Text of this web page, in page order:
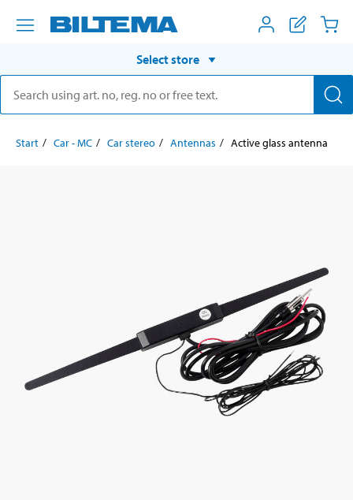
Select store
Start Car - MC Car stereo Antennas Active glass antenna